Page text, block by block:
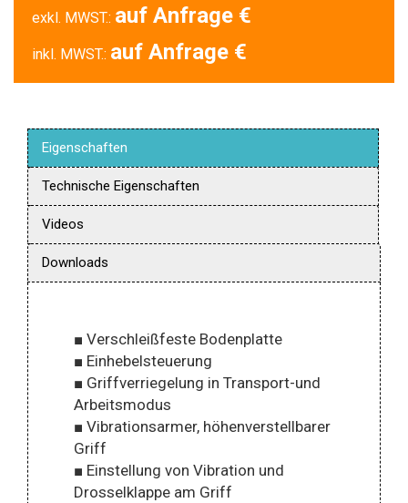
exkl. MWST.: auf Anfrage €
inkl. MWST.: auf Anfrage €
Eigenschaften
Technische Eigenschaften
Videos
Downloads
■ Verschleißfeste Bodenplatte
■ Einhebelsteuerung
■ Griffverriegelung in Transport-und
Arbeitsmodus
■ Vibrationsarmer, höhenverstellbarer
Griff
■ Einstellung von Vibration und
Drosselklappe am Griff